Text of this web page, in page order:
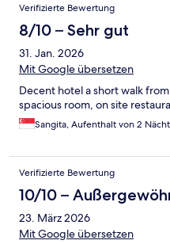
Verifizierte Bewertung
8/10 – Sehr gut
31. Jan. 2026
Mit Google übersetzen
Decent hotel a short walk
spacious room, on site
Sangita, Aufenthalt von 2
Verifizierte Bewertung
10/10 –
23. März 2026
Mit Google übersetzen